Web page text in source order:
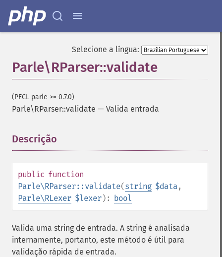
Selecione a língua:
Parle\RParser::validate
(PECL parle >= 0.7.0)
Parle\RParser::validate — Valida entrada
Descrição
public function
Parle\RParser::validate(string $data,
Parle\RLexer $lexer): bool
Valida uma string de entrada. A string é analisada
internamente, portanto, este método é útil para
validação rápida de entrada.